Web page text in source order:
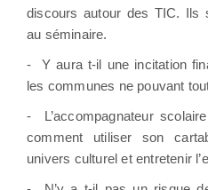
discours autour des TIC. Ils
au séminaire.
-
Y aura t-il une incitation
les communes ne pouvant
-
L’accompagnateur
comment utiliser son
univers culturel et entretenir